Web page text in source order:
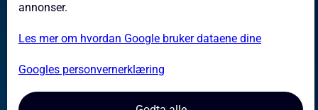
annonser.
Les mer om hvordan Google bruker dataene dine
Googles personvernerklæring
Kontakt
Jobb hos oss
Leverandører
Aktsomhetsvurdering